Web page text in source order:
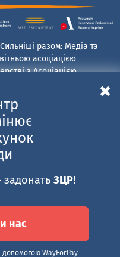
разом: Медіа та
асоціацією
з Асоціацією
(MBL) за підтримки
відображають
СПРИЯННЯ ГРОМАДСЬКІЙ
АГЕНТСТВОМ США З
PACT ТА ЙОГО ПАРТНЕРІВ I НЕ
США З МІЖНАРОДНОГО
УРЯДУ США
задонать ЗЦР!
нас
WayForPay